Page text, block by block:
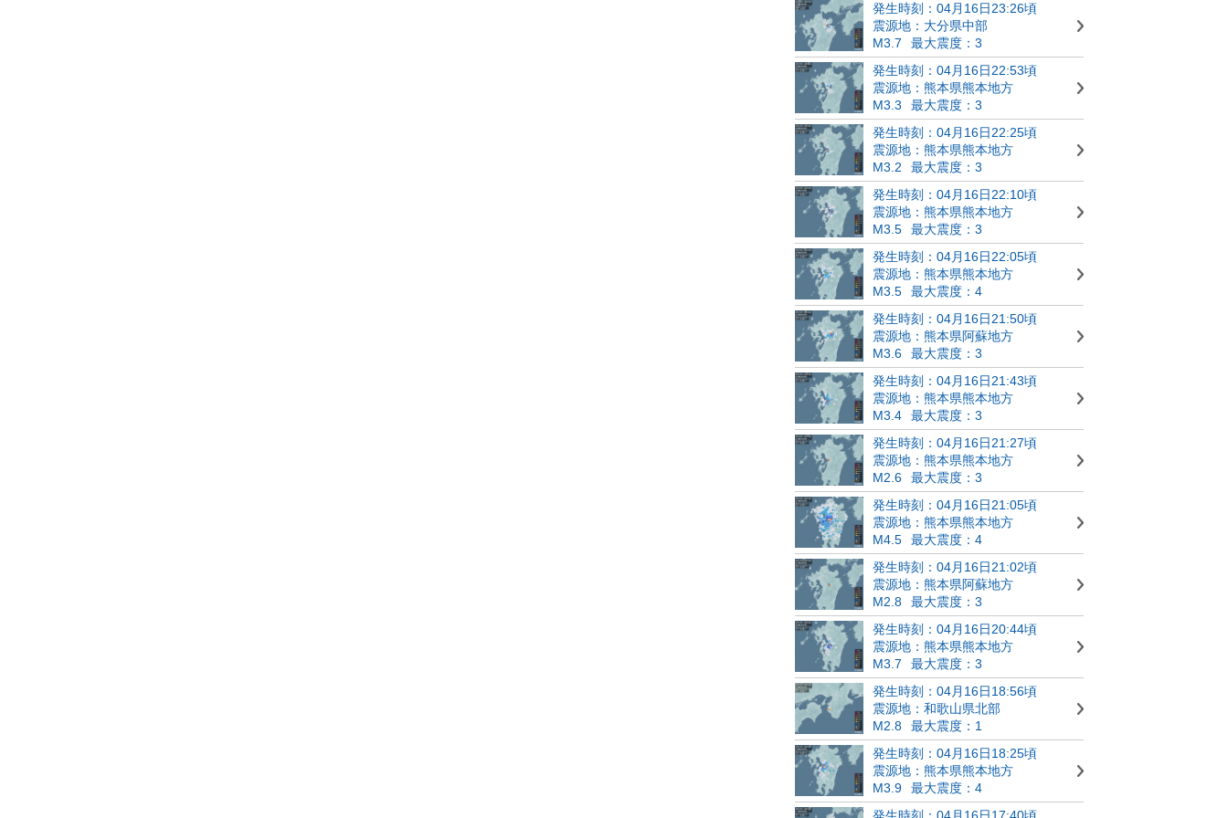
発生時刻：04月16日23:26頃
震源地：大分県中部
M3.7
最大震度：3
発生時刻：04月16日22:53頃
震源地：熊本県熊本地方
M3.3
最大震度：3
発生時刻：04月16日22:25頃
震源地：熊本県熊本地方
M3.2
最大震度：3
発生時刻：04月16日22:10頃
震源地：熊本県熊本地方
M3.5
最大震度：3
発生時刻：04月16日22:05頃
震源地：熊本県熊本地方
M3.5
最大震度：4
発生時刻：04月16日21:50頃
震源地：熊本県阿蘇地方
M3.6
最大震度：3
発生時刻：04月16日21:43頃
震源地：熊本県熊本地方
M3.4
最大震度：3
発生時刻：04月16日21:27頃
震源地：熊本県熊本地方
M2.6
最大震度：3
発生時刻：04月16日21:05頃
震源地：熊本県熊本地方
M4.5
最大震度：4
発生時刻：04月16日21:02頃
震源地：熊本県阿蘇地方
M2.8
最大震度：3
発生時刻：04月16日20:44頃
震源地：熊本県熊本地方
M3.7
最大震度：3
発生時刻：04月16日18:56頃
震源地：和歌山県北部
M2.8
最大震度：1
発生時刻：04月16日18:25頃
震源地：熊本県熊本地方
M3.9
最大震度：4
発生時刻：04月16日17:40頃